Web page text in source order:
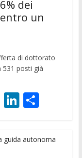
dei
un
di dottorato
531 posti già
R
di
Li
e
C
di
guida autonoma